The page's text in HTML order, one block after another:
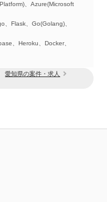
愛知県の案件・求人
、Azure(Microsoft
Flask、Go(Golang)、
、Heroku、Docker、